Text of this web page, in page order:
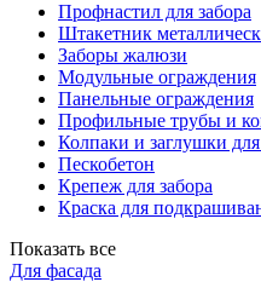
Профнастил для забора
Штакетник
Заборы жалюзи
Модульные ограждения
Панельные ограждения
Профильные трубы и
Колпаки и заглушки для
Пескобетон
Крепеж для забора
Краска для
Показать все
Для фасада